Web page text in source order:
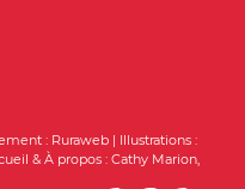
: Ruraweb | Illustrations :
& À propos :Cathy Marion,